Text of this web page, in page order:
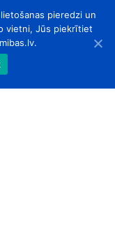
pieredzi un
vietni, Jūs piekrītiet